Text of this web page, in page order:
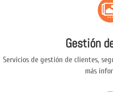
Gestión
Servicios de gestión de clientes,
más